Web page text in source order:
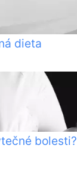
dieta
bolesti?